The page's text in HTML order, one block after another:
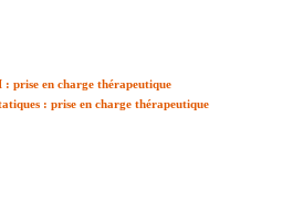
: prise en charge thérapeutique
: prise en charge thérapeutique